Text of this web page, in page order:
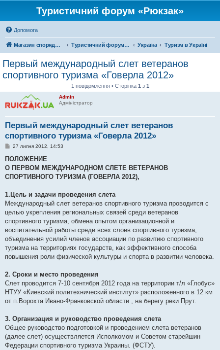
Туристичний форум «Рюкзак»
Допомога
Магазин спорядження Туристичний форум «Рюкзак» Україна Туризм в Україні
Первый международный слет ветеранов
спортивного туризма «Говерла 2012»
1 повідомлення • Сторінка 1 з 1
Admin
Адміністратор
Первый международный слет ветеранов
спортивного туризма «Говерла 2012»
П
в
д
о
е
н
я
27 липня 2012, 14:53
ПОЛОЖЕНИЕ
О ПЕРВОМ МЕЖДУНАРОДНОМ СЛЕТЕ ВЕТЕРАНОВ
СПОРТИВНОГО ТУРИЗМА (ГОВЕРЛА 2012),
1.Цель и задачи проведения слета
Международный слет ветеранов спортивного туризма проводится с
целью укрепления региональных связей среди ветеранов
спортивного туризма, обмена опытом организационной и
воспитательной работы среди всех слоев спортивного туризма,
объединения усилий членов ассоциации по развитию спортивного
туризма на территориях государств, как эффективного способа
повышения роли физической культуры и спорта в развитии человека.
2. Сроки и место проведения
Слет проводится 7-10 сентября 2012 года на территории т/л «Глобус»
НТУУ «Киевский политехнический институт» расположенного в 12 км
от п.Ворохта Ивано-Франковской области , на берегу реки Прут.
3. Организация и руководство проведения слета
Общее руководство подготовкой и проведением слета ветеранов
(далее слет) осуществляется Исполкомом и Советом старейшин
Федерации спортивного туризма Украины. (ФСТУ).